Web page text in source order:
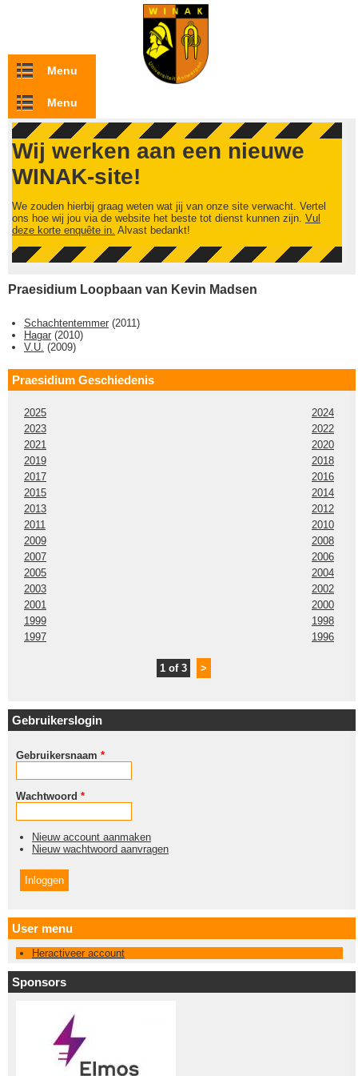
Overslaan en naar de inhoud gaan
Menu
Menu
Wij werken aan een nieuwe
WINAK-site!
We zouden hierbij graag weten wat jij van onze site verwacht. Vertel
ons hoe wij jou via de website het beste tot dienst kunnen zijn. Vul
deze korte enquête in. Alvast bedankt!
Praesidium Loopbaan van Kevin Madsen
Schachtentemmer (2011)
Hagar (2010)
V.U. (2009)
Praesidium Geschiedenis
2025
2024
2023
2022
2021
2020
2019
2018
2017
2016
2015
2014
2013
2012
2011
2010
2009
2008
2007
2006
2005
2004
2003
2002
2001
2000
1999
1998
1997
1996
1 of 3 >
Gebruikerslogin
Gebruikersnaam *
Wachtwoord *
Nieuw account aanmaken
Nieuw wachtwoord aanvragen
User menu
Heractiveer account
Sponsors